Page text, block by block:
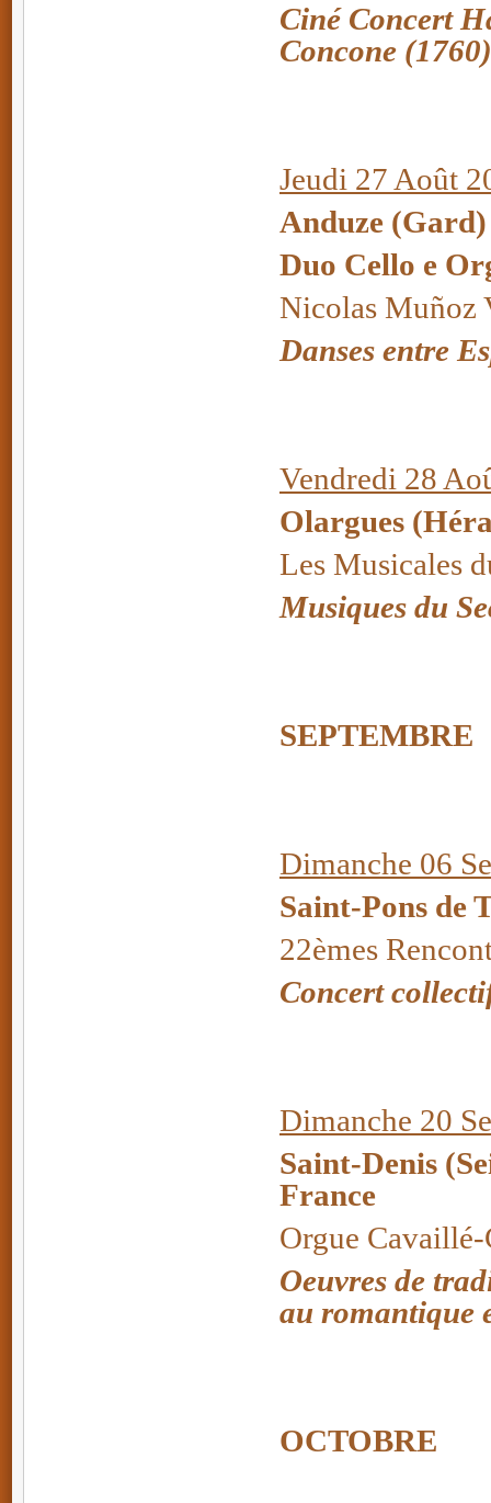
Ciné Concert
Concone (1760)
Jeudi 27 Août
Anduze
Duo Cello e
Nicolas Muñoz
Danses entre
Vendredi 28
Olargues
Les Musicales
Musiques du
SEPTEMBRE
Dimanche 06
Saint-Pons de
22èmes
Concert
Dimanche 20
Saint-Denis
France
Orgue
Oeuvres de
au romantique
OCTOBRE